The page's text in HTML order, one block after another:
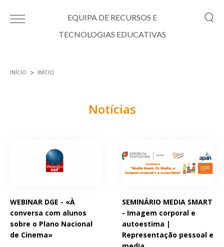
EQUIPA DE RECURSOS E
TECNOLOGIAS EDUCATIVAS
INÍCIO INÍCIO
Notícias
WEBINAR DGE - «À
conversa com alunos
sobre o Plano Nacional
de Cinema»
SEMINÁRIO MEDIA SMART
- Imagem corporal e
autoestima |
Representação pessoal e
Páginas